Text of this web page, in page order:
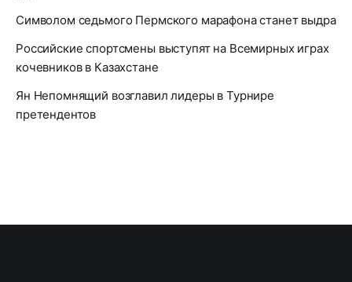
Символом седьмого Пермского марафона станет выдра
Российские спортсмены выступят на Всемирных играх
кочевников в Казахстане
Ян Непомнящий возглавил лидеры в Турнире
претендентов